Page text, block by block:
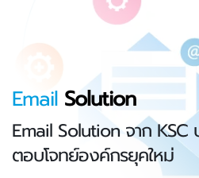
Email Solution
Email Solution จาก KSC
ตอบโจทย์องค์กรยุคใหม่